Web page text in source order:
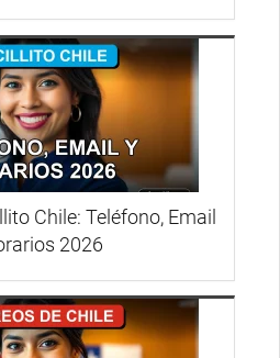
Chile: Teléfono, Email
2026